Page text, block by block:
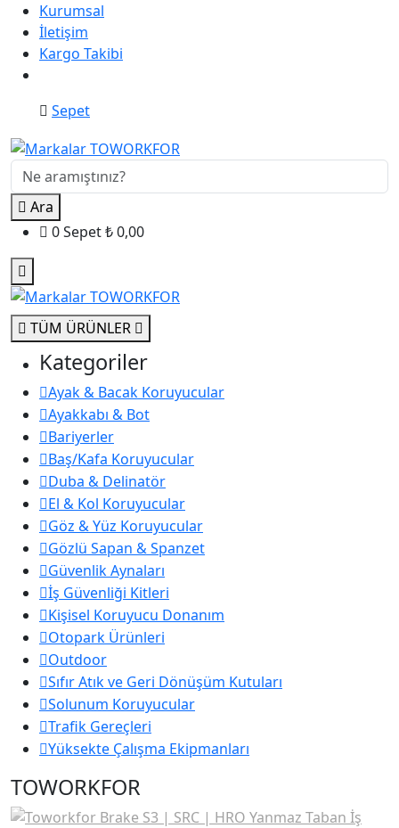
Kurumsal
İletişim
Kargo Takibi
Sepet
Ara
0Sepet₺0,00
TÜM ÜRÜNLER
Kategoriler
Ayak & Bacak Koruyucular
Ayakkabı & Bot
Bariyerler
Baş/Kafa Koruyucular
Duba & Delinatör
El & Kol Koruyucular
Göz & Yüz Koruyucular
Gözlü Sapan & Spanzet
Güvenlik Aynaları
İş Güvenliği Kitleri
Kişisel Koruyucu Donanım
Otopark Ürünleri
Outdoor
Sıfır Atık ve Geri Dönüşüm Kutuları
Solunum Koruyucular
Trafik Gereçleri
Yüksekte Çalışma Ekipmanları
TOWORKFOR